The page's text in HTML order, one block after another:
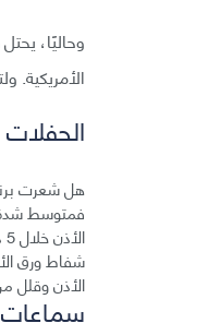
وحاليًا،
الأمريكية.
هل شعرت
شفاط ورق
الأذن وقلل
سماعات